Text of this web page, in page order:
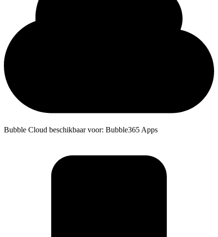
Bubble Cloud beschikbaar voor: Bubble365 Apps